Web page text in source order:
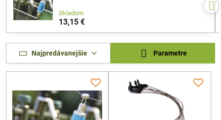
Skladom
13,15 €
Najpredávanejšie Parametre